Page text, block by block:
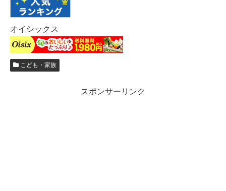
オイシックス
こども・家族
スポンサーリンク